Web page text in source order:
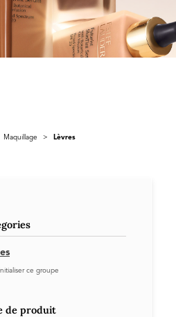
Maquillage > Lèvres
ce groupe
de produit